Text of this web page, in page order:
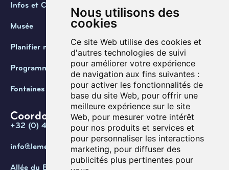
Nous utilisons des
cookies
Ce site Web utilise des cookies et
d'autres technologies de suivi
pour améliorer votre expérience
de navigation aux fins suivantes :
pour activer les fonctionnalités de
base du site Web, pour offrir une
meilleure expérience sur le site
Web, pour mesurer votre intérêt
pour nos produits et services et
pour personnaliser les interactions
marketing, pour diffuser des
publicités plus pertinentes pour
Infos et Contact
Musée
Planifier ma visite
Programmation
Fontaines de Belgique
Coordonnées
+32 (0) 470 / 67.20.55
info@lemef.be
Allée du Bois des Rêves 1,